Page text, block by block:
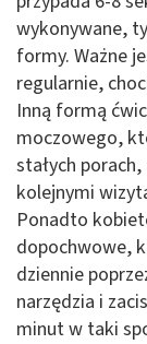
wykonywane,
formy. Ważne
regularnie,
Inną formą
moczowego,
stałych
kolejnymi
Ponadto
dopochwowe,
dziennie
narzędzia i
minut w taki